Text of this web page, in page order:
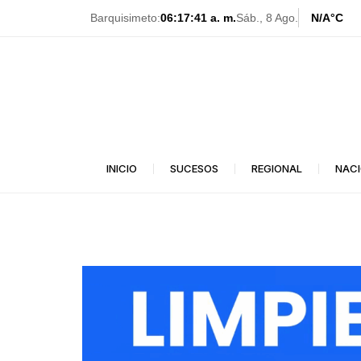
Barquisimeto:06:17:43 a. m.Sáb., 8 Ago. N/A°C
INICIO SUCESOS REGIONAL